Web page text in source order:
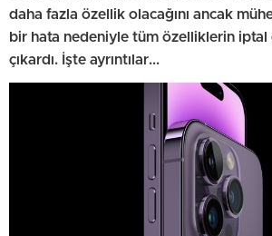
daha fazla özellik olacağını ancak
bir hata nedeniyle tüm özelliklerin
çıkardı. İşte ayrıntılar...